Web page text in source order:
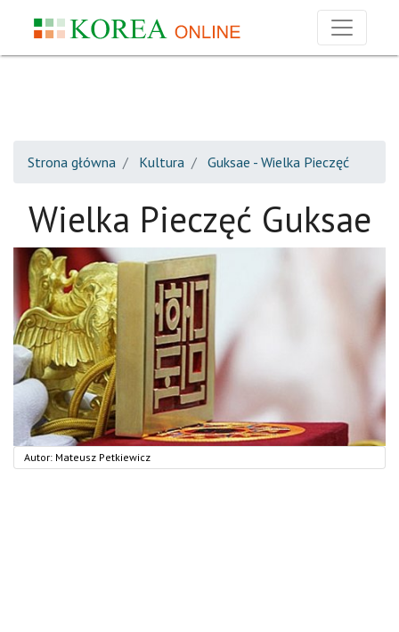
Strona główna Kultura Guksae - Wielka Pieczęć
Wielka Pieczęć Guksae
Autor: Mateusz Petkiewicz